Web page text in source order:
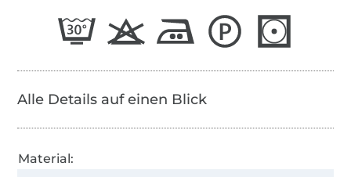
Alle Details auf einen Blick
Material: